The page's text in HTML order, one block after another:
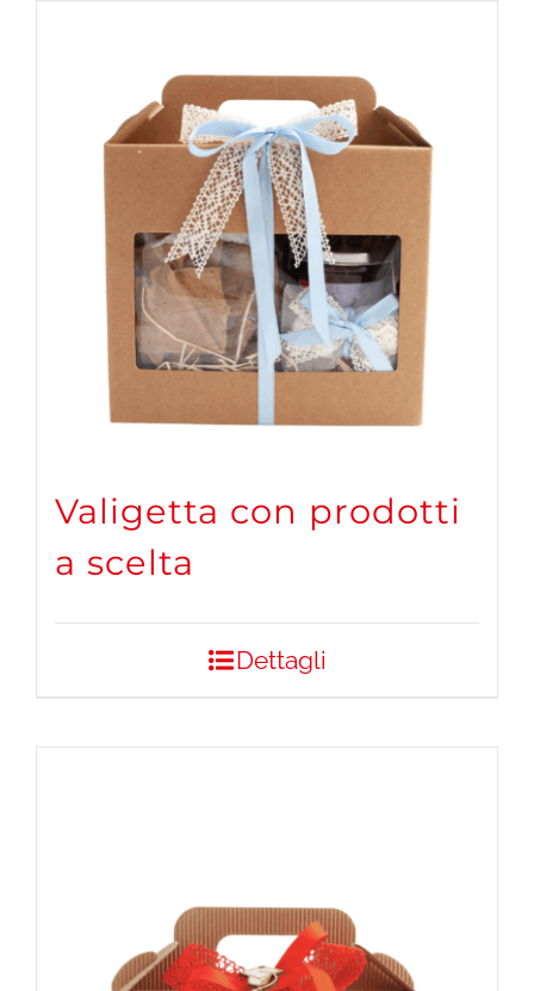
Valigetta con prodotti
a scelta
Dettagli